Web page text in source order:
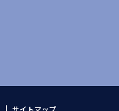
サイトマップ